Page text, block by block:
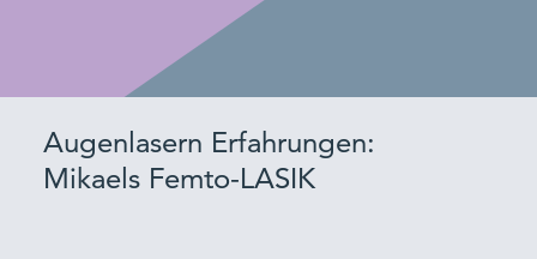
Augenlasern Erfahrungen:
Mikaels Femto-LASIK